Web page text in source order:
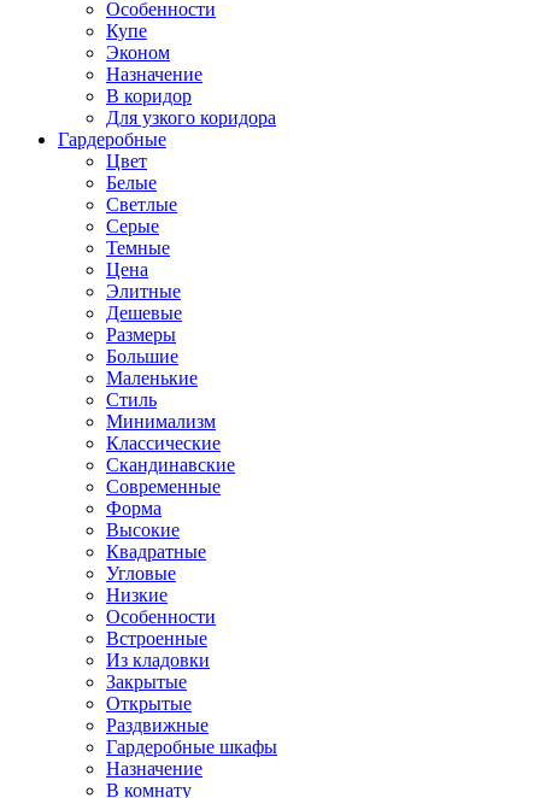
Особенности
Купе
Эконом
Назначение
В коридор
Для узкого коридора
Гардеробные
Цвет
Белые
Светлые
Серые
Темные
Цена
Элитные
Дешевые
Размеры
Большие
Маленькие
Стиль
Минимализм
Классические
Скандинавские
Современные
Форма
Высокие
Квадратные
Угловые
Низкие
Особенности
Встроенные
Из кладовки
Закрытые
Открытые
Раздвижные
Гардеробные шкафы
Назначение
В комнату